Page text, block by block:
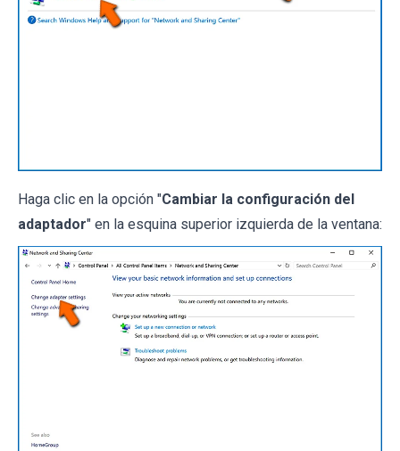
Haga clic en la opción "Cambiar la configuración del
adaptador" en la esquina superior izquierda de la ventana: